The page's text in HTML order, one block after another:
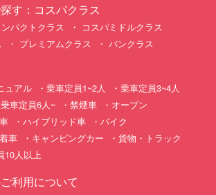
す：コスパクラス
ンパクトクラス
コスパミドルクラス
プレミアムクラス バンクラス
ュアル 乗車定員1~2人
乗車定員3~4人
乗車定員6人~ 禁煙車
オープン
ハイブリッド車
バイク
車
キャンピングカー
貨物・トラック
10人以上
利用について